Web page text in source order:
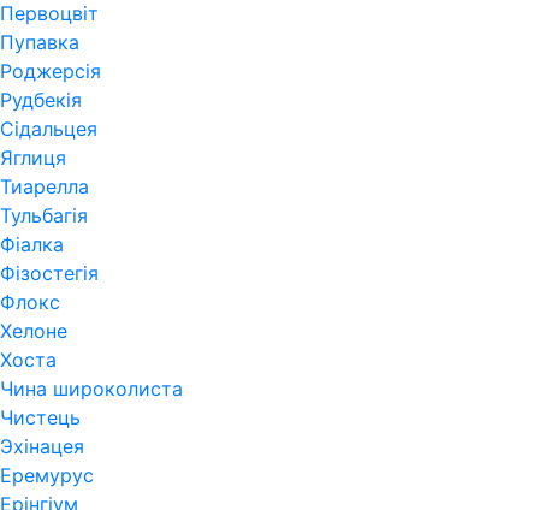
Первоцвіт
Пупавка
Роджерсія
Рудбекія
Сідальцея
Яглиця
Тиарелла
Тульбагія
Фіалка
Фізостегія
Флокс
Хелоне
Хоста
Чина широколиста
Чистець
Эхінацея
Еремурус
Ерінгіум